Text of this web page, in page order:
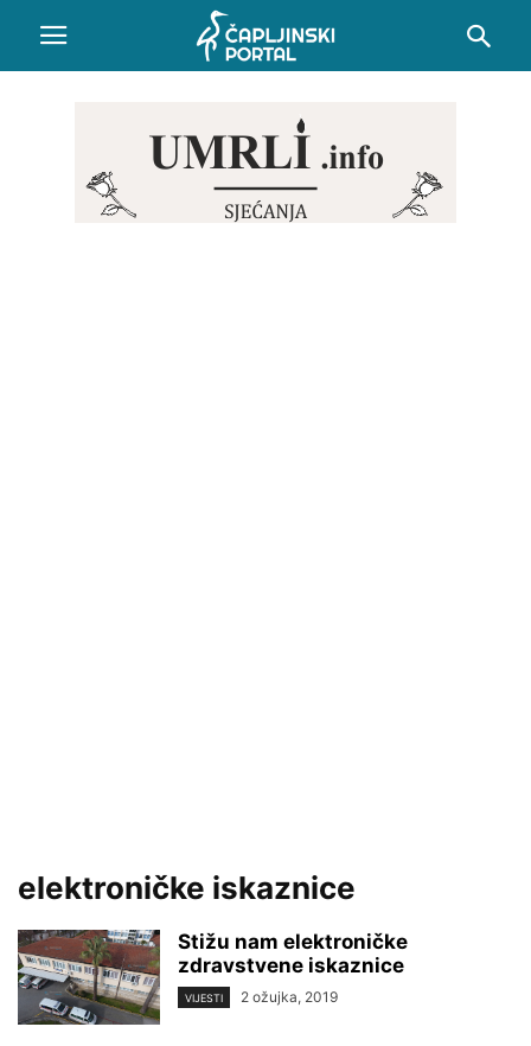
elektroničke iskaznice
Stižu nam elektroničke
zdravstvene iskaznice
VIJESTI 2 ožujka, 2019